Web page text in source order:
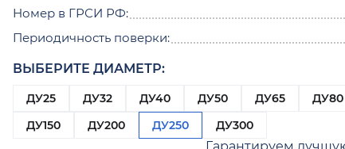
Номер в ГРСИ РФ:
Периодичность поверки:
ВЫБЕРИТЕ ДИАМЕТР:
ДУ25 ДУ32 ДУ40 ДУ50 ДУ65 ДУ80
ДУ150
ДУ200 ДУ250 ДУ300